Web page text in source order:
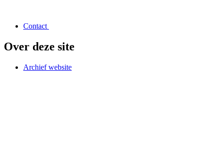
Contact
Over deze site
Archief website